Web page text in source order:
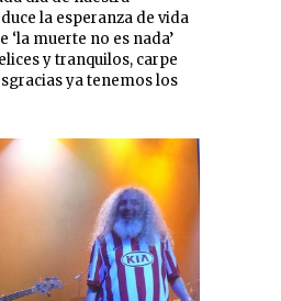
la esperanza de vida
‘la muerte no es nada’
y tranquilos, carpe
ya tenemos los